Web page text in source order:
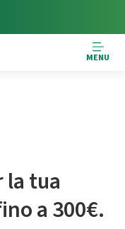
MENU
la tua
a 300€.